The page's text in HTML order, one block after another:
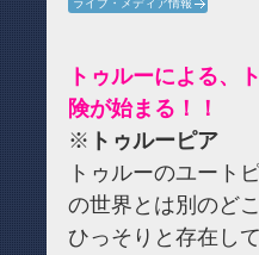
ライブ・メディア情報
トゥルーによる、
険が始まる！！
※ トゥルーピア
トゥルーのユート
の世界とは別のど
ひっそりと存在し